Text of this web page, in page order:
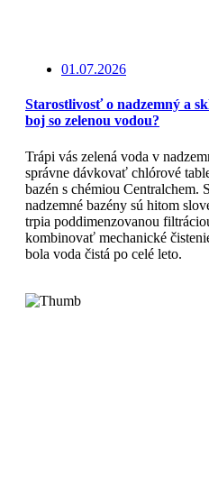
01.07.2026
Starostlivosť o nadzemný a
boj so zelenou vodou?
Trápi vás zelená voda v
správne dávkovať chlórové
bazén s chémiou Centralchem.
nadzemné bazény sú hitom
trpia poddimenzovanou
kombinovať mechanické
bola voda čistá po celé leto.